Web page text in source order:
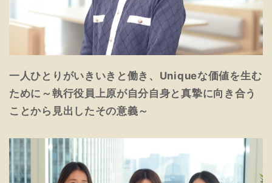
一人ひとりがいきいきと働き、Uniqueな価値を生む
ために～執行役員上原が自分自身と真摯に向き合う
ことから見出したその意義～